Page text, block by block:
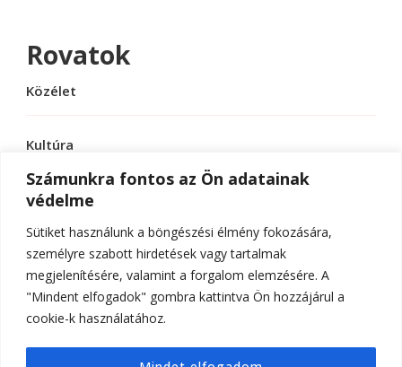
Számunkra fontos az Ön adatainak
védelme
Sütiket használunk a böngészési élmény fokozására,
személyre szabott hirdetések vagy tartalmak
megjelenítésére, valamint a forgalom elemzésére. A
"Mindent elfogadok" gombra kattintva Ön hozzájárul a
cookie-k használatához.
Rovatok
Közélet
Kultúra
Sport
Tudomány
© Szerzői jog 2026ELTE Online